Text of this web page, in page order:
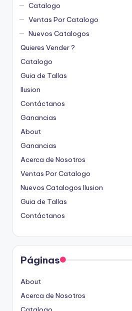
Catalogo
Ventas Por Catalogo
Nuevos Catalogos
Quieres Vender ?
Catalogo
Guia de Tallas
Ilusion
Contáctanos
Ganancias
About
Ganancias
Acerca de Nosotros
Ventas Por Catalogo
Nuevos Catalogos Ilusion
Guia de Tallas
Contáctanos
Páginas
About
Acerca de Nosotros